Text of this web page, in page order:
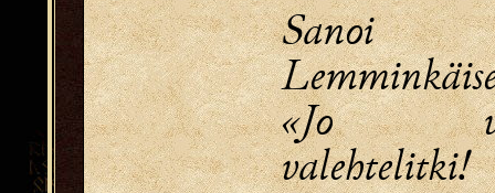
Sanoi
«Jo
valehtelitki!